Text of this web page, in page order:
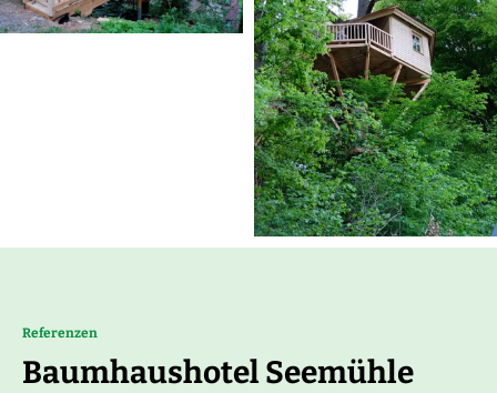
Referenzen
Baumhaushotel Seemühle